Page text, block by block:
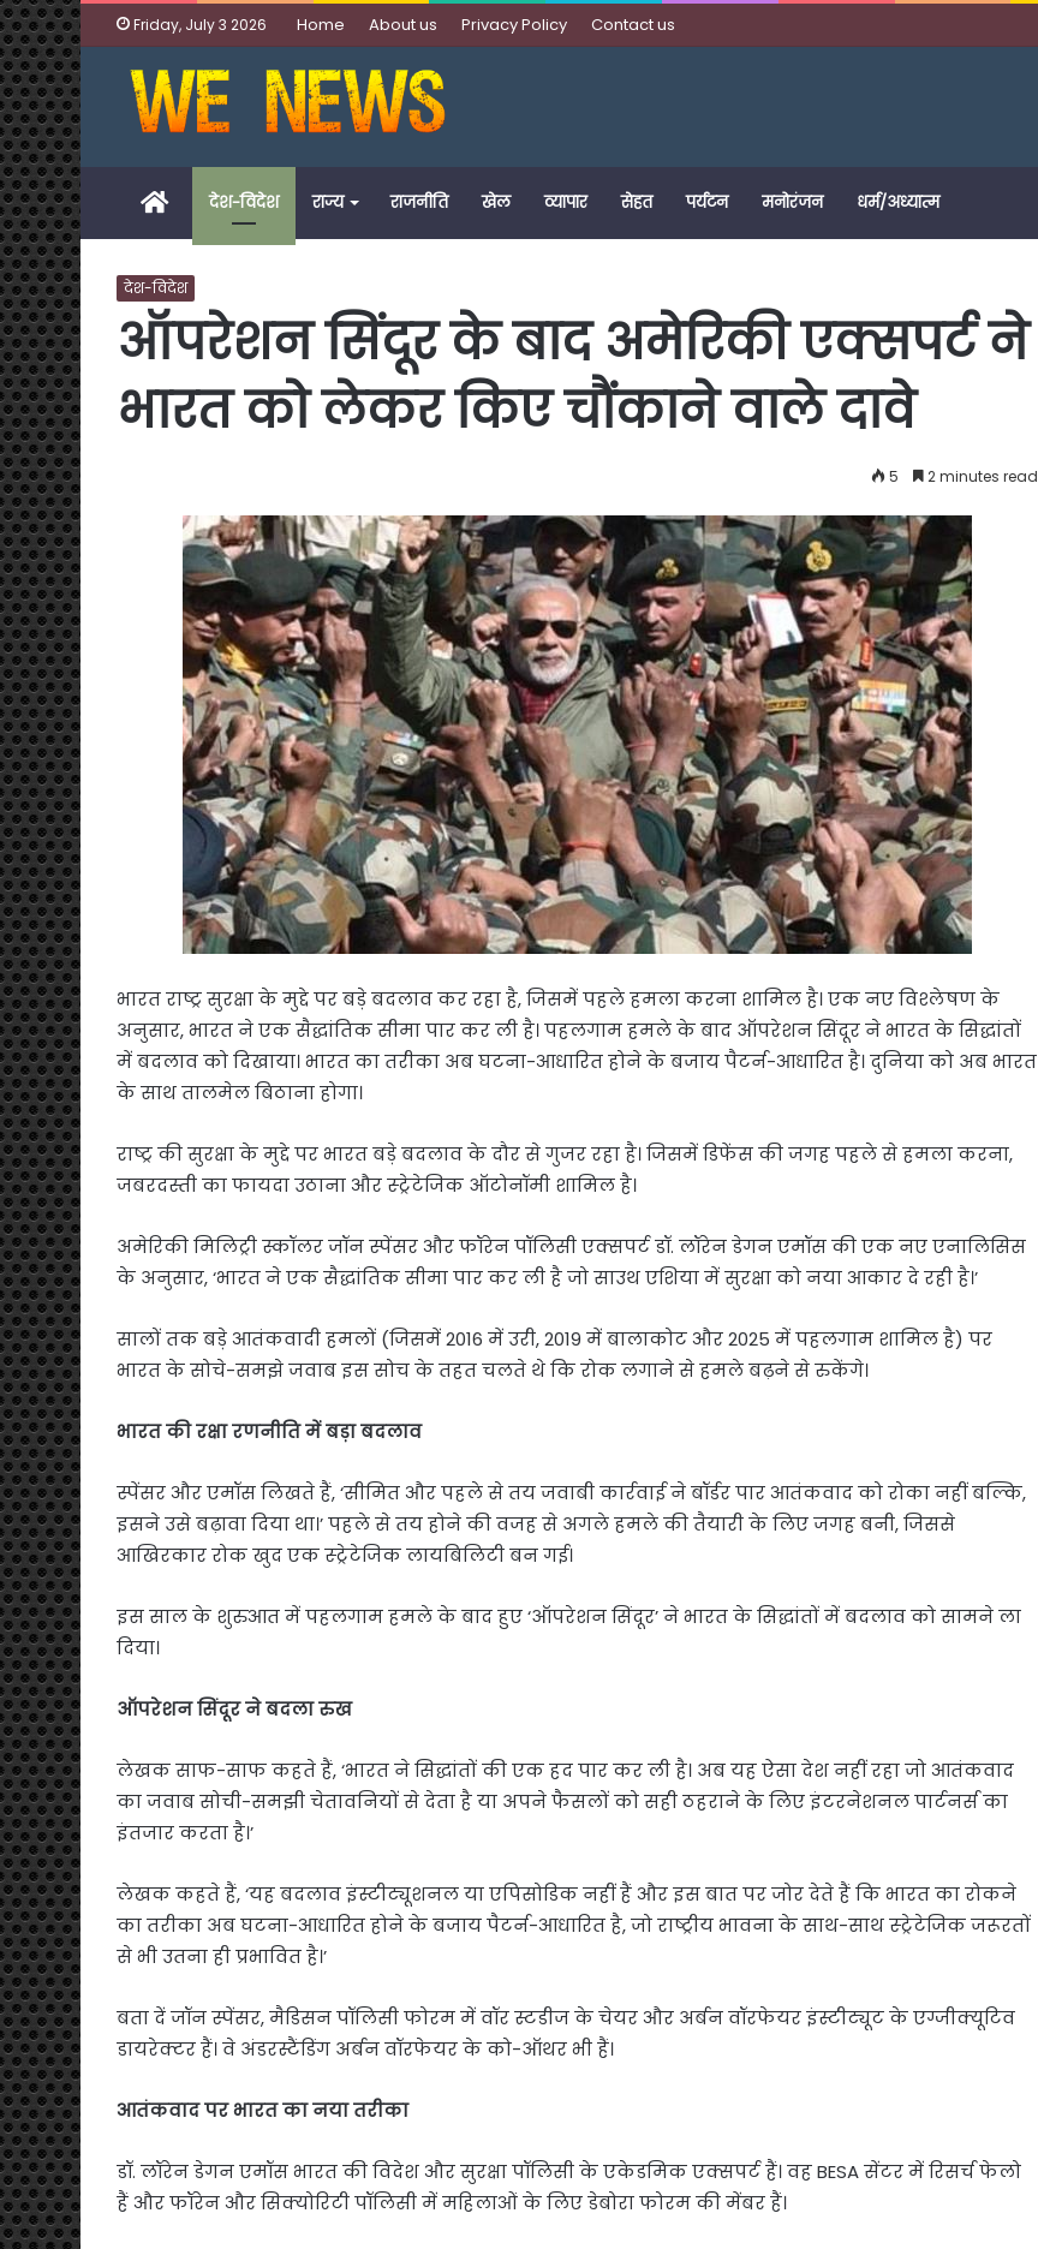
Friday, July 3 2026 Home About us Privacy Policy Contact us
Homeदेश-विदेश राज्य राजनीति खेल व्यापार सेहत पर्यटन मनोरंजन धर्म/अध्यात्म
देश-विदेश
ऑपरेशन सिंदूर के बाद अमेरिकी एक्सपर्ट ने
भारत को लेकर किए चौंकाने वाले दावे
5 2 minutes read
भारत राष्ट्र सुरक्षा के मुद्दे पर बड़े बदलाव कर रहा है, जिसमें पहले हमला करना शामिल है। एक नए विश्लेषण के
अनुसार, भारत ने एक सैद्धांतिक सीमा पार कर ली है। पहलगाम हमले के बाद ऑपरेशन सिंदूर ने भारत के सिद्धांतों
में बदलाव को दिखाया। भारत का तरीका अब घटना-आधारित होने के बजाय पैटर्न-आधारित है। दुनिया को अब भारत
के साथ तालमेल बिठाना होगा।
राष्ट्र की सुरक्षा के मुद्दे पर भारत बड़े बदलाव के दौर से गुजर रहा है। जिसमें डिफेंस की जगह पहले से हमला करना,
जबरदस्ती का फायदा उठाना और स्ट्रेटेजिक ऑटोनॉमी शामिल है।
अमेरिकी मिलिट्री स्कॉलर जॉन स्पेंसर और फॉरेन पॉलिसी एक्सपर्ट डॉ. लॉरेन डेगन एमॉस की एक नए एनालिसिस
के अनुसार, ‘भारत ने एक सैद्धांतिक सीमा पार कर ली है जो साउथ एशिया में सुरक्षा को नया आकार दे रही है।’
सालों तक बड़े आतंकवादी हमलों (जिसमें 2016 में उरी, 2019 में बालाकोट और 2025 में पहलगाम शामिल है) पर
भारत के सोचे-समझे जवाब इस सोच के तहत चलते थे कि रोक लगाने से हमले बढ़ने से रुकेंगे।
भारत की रक्षा रणनीति में बड़ा बदलाव
स्पेंसर और एमॉस लिखते हैं, ‘सीमित और पहले से तय जवाबी कार्रवाई ने बॉर्डर पार आतंकवाद को रोका नहीं बल्कि,
इसने उसे बढ़ावा दिया था।’ पहले से तय होने की वजह से अगले हमले की तैयारी के लिए जगह बनी, जिससे
आखिरकार रोक खुद एक स्ट्रेटेजिक लायबिलिटी बन गई।
इस साल के शुरुआत में पहलगाम हमले के बाद हुए ‘ऑपरेशन सिंदूर’ ने भारत के सिद्धांतों में बदलाव को सामने ला
दिया।
ऑपरेशन सिंदूर ने बदला रुख
लेखक साफ-साफ कहते हैं, ‘भारत ने सिद्धांतों की एक हद पार कर ली है। अब यह ऐसा देश नहीं रहा जो आतंकवाद
का जवाब सोची-समझी चेतावनियों से देता है या अपने फैसलों को सही ठहराने के लिए इंटरनेशनल पार्टनर्स का
इंतजार करता है।’
लेखक कहते हैं, ‘यह बदलाव इंस्टीट्यूशनल या एपिसोडिक नहीं हैं और इस बात पर जोर देते हैं कि भारत का रोकने
का तरीका अब घटना-आधारित होने के बजाय पैटर्न-आधारित है, जो राष्ट्रीय भावना के साथ-साथ स्ट्रेटेजिक जरूरतों
से भी उतना ही प्रभावित है।’
बता दें जॉन स्पेंसर, मैडिसन पॉलिसी फोरम में वॉर स्टडीज के चेयर और अर्बन वॉरफेयर इंस्टीट्यूट के एग्जीक्यूटिव
डायरेक्टर हैं। वे अंडरस्टैंडिंग अर्बन वॉरफेयर के को-ऑथर भी हैं।
आतंकवाद पर भारत का नया तरीका
डॉ. लॉरेन डेगन एमॉस भारत की विदेश और सुरक्षा पॉलिसी के एकेडमिक एक्सपर्ट हैं। वह BESA सेंटर में रिसर्च फेलो
हैं और फॉरेन और सिक्योरिटी पॉलिसी में महिलाओं के लिए डेबोरा फोरम की मेंबर हैं।